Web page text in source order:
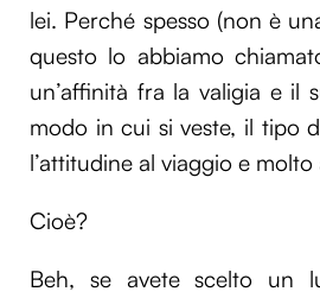
lei. Perché spesso (non è
questo lo abbiamo
un’affinità fra la valigia e il
modo in cui si veste, il tipo
l’attitudine al viaggio e molto
Cioè?
Beh, se avete scelto un